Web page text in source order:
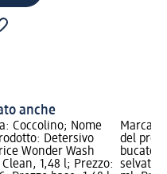
anche
Coccolino; Nome
Detersivo
Wonder Wash
1,48 l; Prezzo:
Marca:
del
bucato